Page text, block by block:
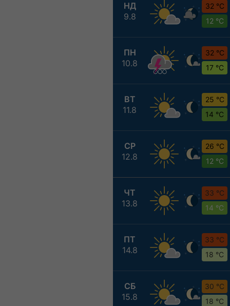
НД
9.8
32 °C
12 °C
ПН
10.8
32 °C
17 °C
ВТ
11.8
25 °C
14 °C
СР
12.8
26 °C
12 °C
ЧТ
13.8
33 °C
14 °C
ПТ
14.8
33 °C
18 °C
СБ
15.8
30 °C
18 °C